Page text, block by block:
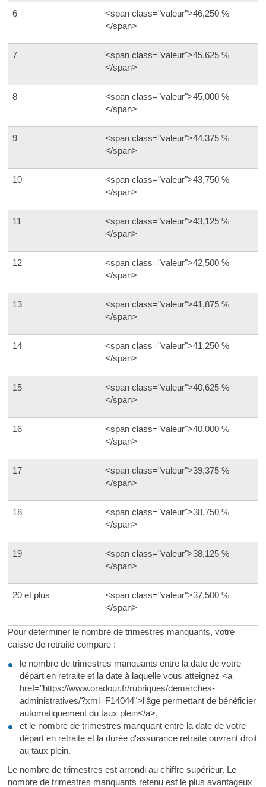
6
<span class="valeur">46,250 %
</span>
7
<span class="valeur">45,625 %
</span>
8
<span class="valeur">45,000 %
</span>
9
<span class="valeur">44,375 %
</span>
10
<span class="valeur">43,750 %
</span>
11
<span class="valeur">43,125 %
</span>
12
<span class="valeur">42,500 %
</span>
13
<span class="valeur">41,875 %
</span>
14
<span class="valeur">41,250 %
</span>
15
<span class="valeur">40,625 %
</span>
16
<span class="valeur">40,000 %
</span>
17
<span class="valeur">39,375 %
</span>
18
<span class="valeur">38,750 %
</span>
19
<span class="valeur">38,125 %
</span>
20 et plus
<span class="valeur">37,500 %
</span>
Pour déterminer le nombre de trimestres manquants, votre
caisse de retraite compare :
le nombre de trimestres manquants entre la date de votre
départ en retraite et la date à laquelle vous atteignez <a
href="https://www.oradour.fr/rubriques/demarches-
administratives/?xml=F14044">l'âge permettant de bénéficier
automatiquement du taux plein</a>,
et le nombre de trimestres manquant entre la date de votre
départ en retraite et la durée d'assurance retraite ouvrant droit
au taux plein.
Le nombre de trimestres est arrondi au chiffre supérieur. Le
nombre de trimestres manquants retenu est le plus avantageux